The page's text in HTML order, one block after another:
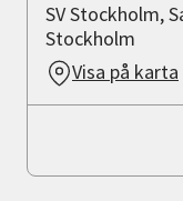
SV Stockholm,
Stockholm
Visa på karta